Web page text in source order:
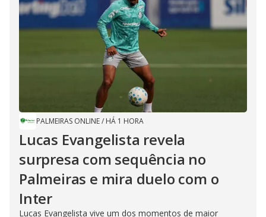
PALMEIRAS ONLINE/ HÁ 1 HORA
Lucas Evangelista revela
surpresa com sequência no
Palmeiras e mira duelo com o
Inter
Lucas Evangelista vive um dos momentos de maior